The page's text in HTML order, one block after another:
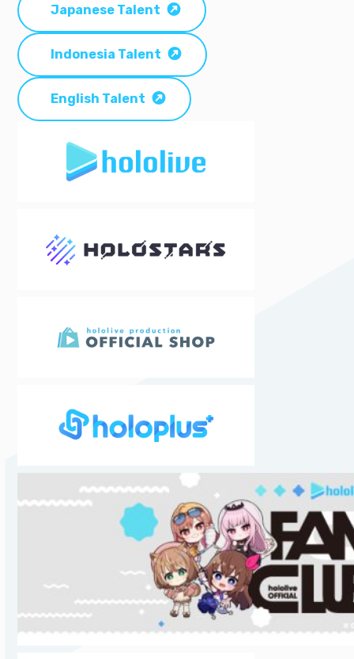
Japanese Talent
Indonesia Talent
English Talent